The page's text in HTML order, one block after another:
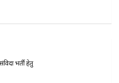
भर्ती हेतु